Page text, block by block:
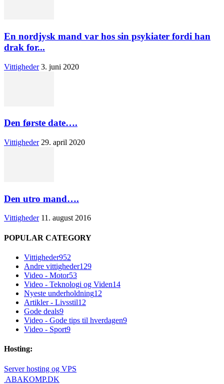
En nordjysk mand var hos sin psykiater fordi han
drak for...
Vittigheder 3. juni 2020
Den første date….
Vittigheder 29. april 2020
Den utro mand….
Vittigheder 11. august 2016
POPULAR CATEGORY
Vittigheder952
Andre vittigheder129
Video - Motor53
Video - Teknologi og Viden14
Nyeste underholdning12
Artikler - Livsstil12
Gode deals9
Video - Gode tips til hverdagen9
Video - Sport9
Hosting:
Server hosting og VPS
 ABAKOMP.DK